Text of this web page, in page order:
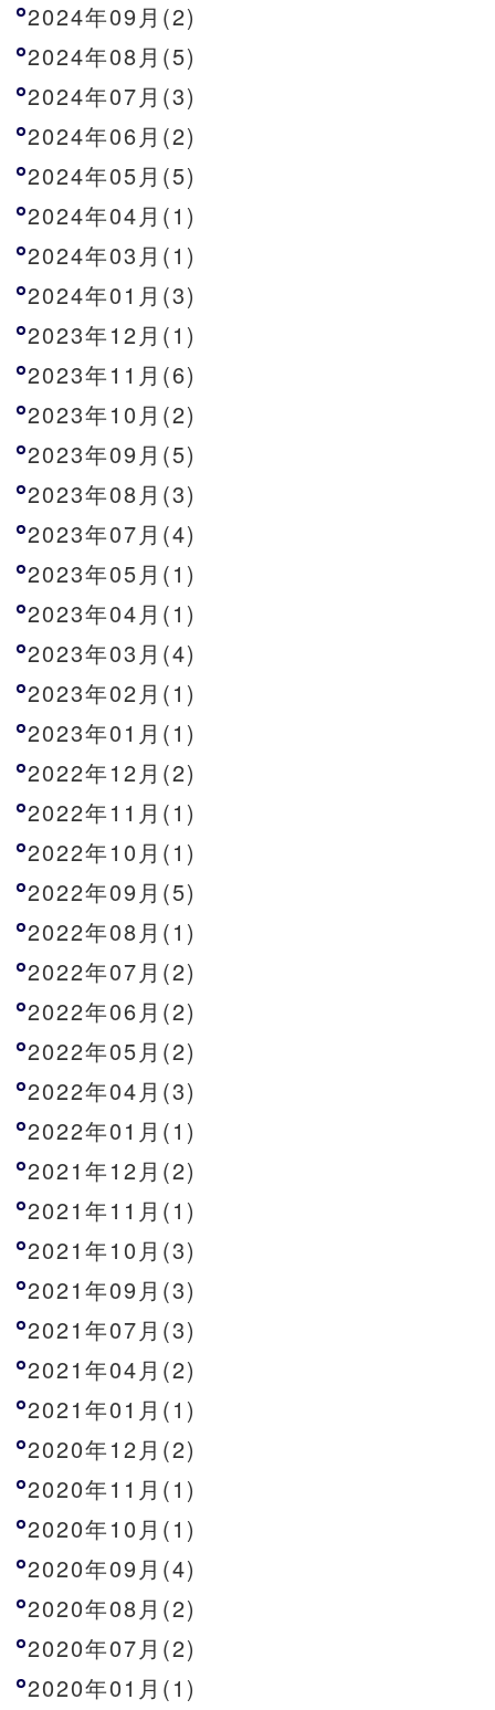
2024年09月(2)
2024年08月(5)
2024年07月(3)
2024年06月(2)
2024年05月(5)
2024年04月(1)
2024年03月(1)
2024年01月(3)
2023年12月(1)
2023年11月(6)
2023年10月(2)
2023年09月(5)
2023年08月(3)
2023年07月(4)
2023年05月(1)
2023年04月(1)
2023年03月(4)
2023年02月(1)
2023年01月(1)
2022年12月(2)
2022年11月(1)
2022年10月(1)
2022年09月(5)
2022年08月(1)
2022年07月(2)
2022年06月(2)
2022年05月(2)
2022年04月(3)
2022年01月(1)
2021年12月(2)
2021年11月(1)
2021年10月(3)
2021年09月(3)
2021年07月(3)
2021年04月(2)
2021年01月(1)
2020年12月(2)
2020年11月(1)
2020年10月(1)
2020年09月(4)
2020年08月(2)
2020年07月(2)
2020年01月(1)